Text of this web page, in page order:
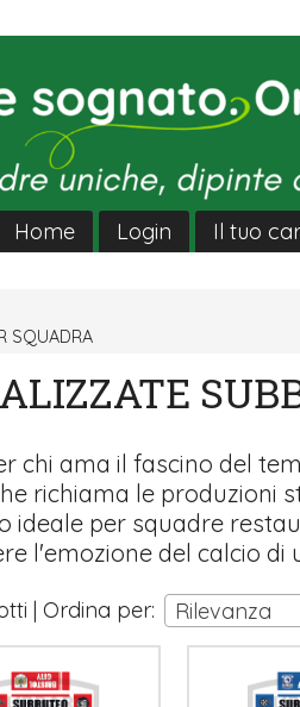
Home Login Il tuo
SQUADRA
chi ama il fascino del
richiama le produzioni
ideale per squadre
l'emozione del calcio di
| Ordina per: Rilevanza